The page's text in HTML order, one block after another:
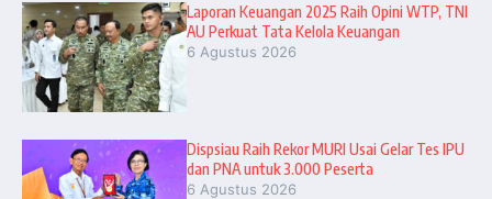
Laporan Keuangan 2025 Raih Opini WTP, TNI
AU Perkuat Tata Kelola Keuangan
6 Agustus 2026
Dispsiau Raih Rekor MURI Usai Gelar Tes IPU
dan PNA untuk 3.000 Peserta
6 Agustus 2026